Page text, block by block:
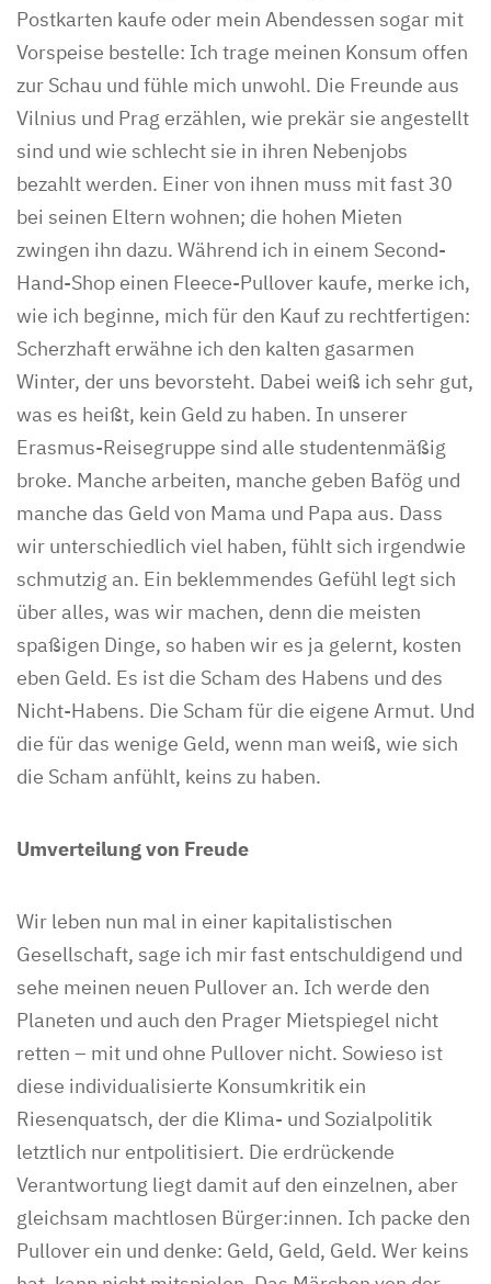
Postkarten kaufe oder mein Abendessen sogar mit
Vorspeise bestelle: Ich trage meinen Konsum offen
zur Schau und fühle mich unwohl. Die Freunde aus
Vilnius und Prag erzählen, wie prekär sie angestellt
sind und wie schlecht sie in ihren Nebenjobs
bezahlt werden. Einer von ihnen muss mit fast 30
bei seinen Eltern wohnen; die hohen Mieten
zwingen ihn dazu. Während ich in einem Second-
Hand-Shop einen Fleece-Pullover kaufe, merke ich,
wie ich beginne, mich für den Kauf zu rechtfertigen:
Scherzhaft erwähne ich den kalten gasarmen
Winter, der uns bevorsteht. Dabei weiß ich sehr gut,
was es heißt, kein Geld zu haben. In unserer
Erasmus-Reisegruppe sind alle studentenmäßig
broke. Manche arbeiten, manche geben Bafög und
manche das Geld von Mama und Papa aus. Dass
wir unterschiedlich viel haben, fühlt sich irgendwie
schmutzig an. Ein beklemmendes Gefühl legt sich
über alles, was wir machen, denn die meisten
spaßigen Dinge, so haben wir es ja gelernt, kosten
eben Geld. Es ist die Scham des Habens und des
Nicht-Habens. Die Scham für die eigene Armut. Und
die für das wenige Geld, wenn man weiß, wie sich
die Scham anfühlt, keins zu haben.
Umverteilung von Freude
Wir leben nun mal in einer kapitalistischen
Gesellschaft, sage ich mir fast entschuldigend und
sehe meinen neuen Pullover an. Ich werde den
Planeten und auch den Prager Mietspiegel nicht
retten – mit und ohne Pullover nicht. Sowieso ist
diese individualisierte Konsumkritik ein
Riesenquatsch, der die Klima- und Sozialpolitik
letztlich nur entpolitisiert. Die erdrückende
Verantwortung liegt damit auf den einzelnen, aber
gleichsam machtlosen Bürger:innen. Ich packe den
Pullover ein und denke: Geld, Geld, Geld. Wer keins